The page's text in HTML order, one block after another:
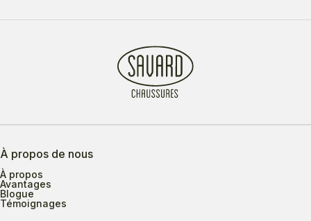
À propos de nous
À propos
Avantages
Blogue
Témoignages